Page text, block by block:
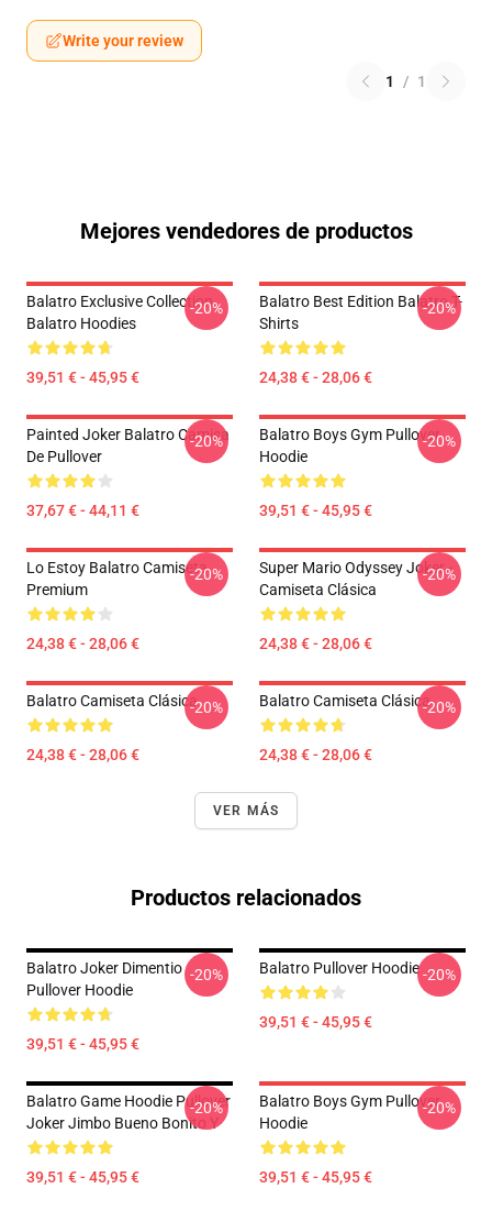
Write your review
1 / 1
Mejores vendedores de productos
Balatro Exclusive Collection
Balatro Hoodies
39,51 € - 45,95 €
-20%
Balatro Best Edition Balatro T-
Shirts
24,38 € - 28,06 €
-20%
Painted Joker Balatro Camisa
De Pullover
37,67 € - 44,11 €
-20%
Balatro Boys Gym Pullover
Hoodie
39,51 € - 45,95 €
-20%
Lo Estoy Balatro Camiseta
Premium
24,38 € - 28,06 €
-20%
Super Mario Odyssey Joker -
Camiseta Clásica
24,38 € - 28,06 €
-20%
Balatro Camiseta Clásica
24,38 € - 28,06 €
-20% Balatro Camiseta Clásica
24,38 € - 28,06 €
-20%
VER MÁS
Productos relacionados
Balatro Joker Dimentio
Pullover Hoodie
39,51 € - 45,95 €
-20% Balatro Pullover Hoodie
39,51 € - 45,95 €
-20%
Balatro Game Hoodie Pullover
Joker Jimbo Bueno Bonito Y
39,51 € - 45,95 €
-20%
Balatro Boys Gym Pullover
Hoodie
39,51 € - 45,95 €
-20%